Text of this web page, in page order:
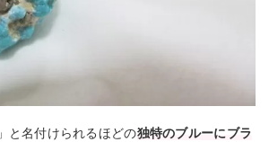
」と名付けられるほどの独特のブルーにブラ